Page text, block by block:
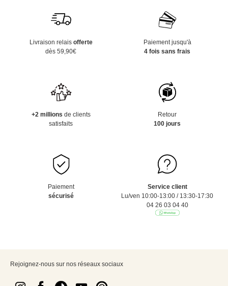
Livraison relais offerte
dès 59,90€
Paiement jusqu'à
4 fois sans frais
+2 millions de clients
satisfaits
Retour
100 jours
Paiement
sécurisé
Service client
Lu/ven 10:00-13:00 / 13:30-17:30
04 26 03 04 40
Rejoignez-nous sur nos réseaux sociaux